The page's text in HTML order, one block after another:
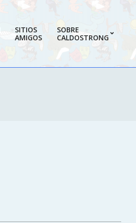
SITIOS
AMIGOS
SOBRE
CALDOSTRONG